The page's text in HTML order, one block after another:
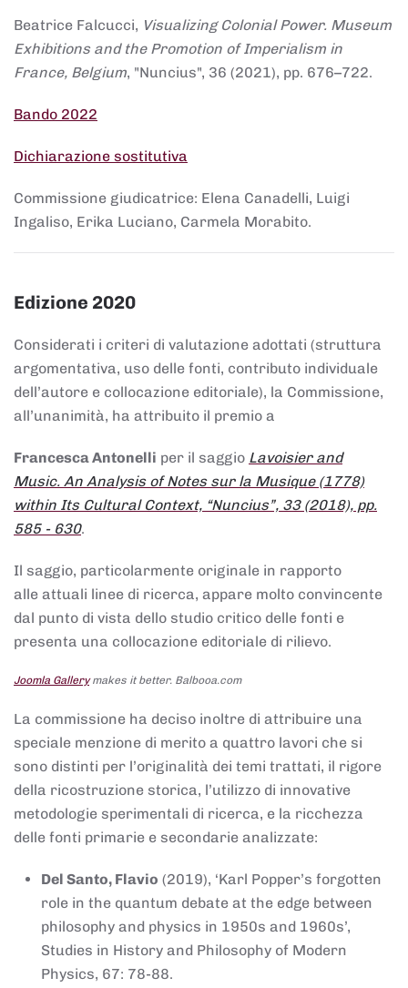
Beatrice Falcucci, Visualizing Colonial Power. Museum
Exhibitions and the Promotion of Imperialism in
France, Belgium, "Nuncius", 36 (2021), pp. 676–722.
Bando 2022
Dichiarazione sostitutiva
Commissione giudicatrice: Elena Canadelli, Luigi
Ingaliso, Erika Luciano, Carmela Morabito.
Edizione 2020
Considerati i criteri di valutazione adottati (struttura
argomentativa, uso delle fonti, contributo individuale
dell’autore e collocazione editoriale), la Commissione,
all’unanimità, ha attribuito il premio a
Francesca Antonelli per il saggio Lavoisier and
Music. An Analysis of Notes sur la Musique (1778)
within Its Cultural Context, “Nuncius”, 33 (2018), pp.
585 - 630.
Il saggio, particolarmente originale in rapporto
alle attuali linee di ricerca, appare molto convincente
dal punto di vista dello studio critico delle fonti e
presenta una collocazione editoriale di rilievo.
Joomla Gallerymakes it better. Balbooa.com
La commissione ha deciso inoltre di attribuire una
speciale menzione di merito a quattro lavori che si
sono distinti per l’originalità dei temi trattati, il rigore
della ricostruzione storica, l’utilizzo di innovative
metodologie sperimentali di ricerca, e la ricchezza
delle fonti primarie e secondarie analizzate:
Del Santo, Flavio (2019), ‘Karl Popper’s forgotten
role in the quantum debate at the edge between
philosophy and physics in 1950s and 1960s’,
Studies in History and Philosophy of Modern
Physics, 67: 78-88.